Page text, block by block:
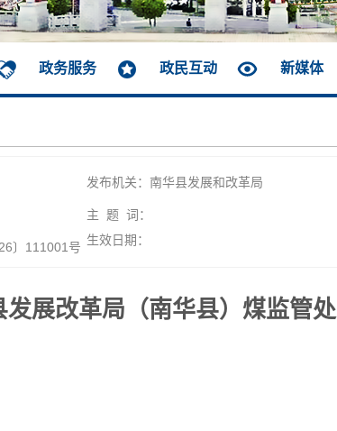
政务服务 政民互动 新媒体
发布机关：南华县发展和改革局
主 题 词：
〕111001号 生效日期：
展改革局（南华县）煤监管处